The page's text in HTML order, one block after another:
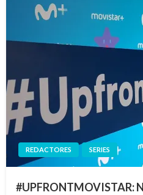
REDACTORES SERIES
#UPFRONTMOVISTAR: